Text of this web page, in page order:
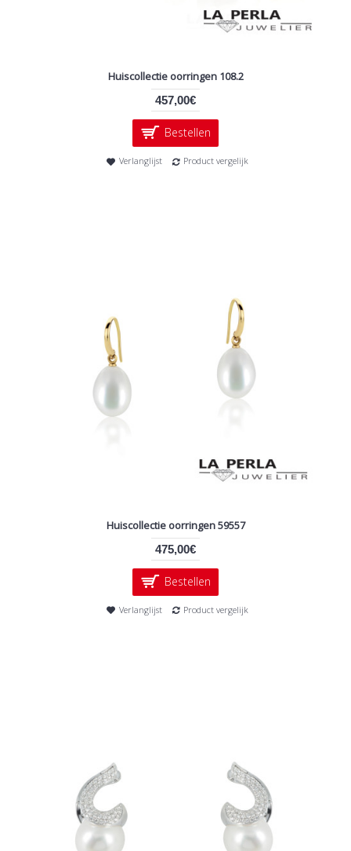
Huiscollectie oorringen 108.2
457,00€
Bestellen
Verlanglijst Product vergelijk
Huiscollectie oorringen 59557
475,00€
Bestellen
Verlanglijst Product vergelijk